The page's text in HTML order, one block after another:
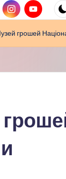
instagram.com
грошей